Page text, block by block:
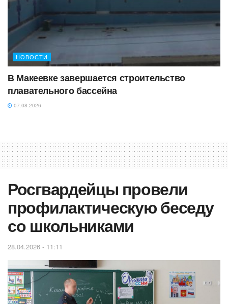
НОВОСТИ
В Макеевке завершается строительство
плавательного бассейна
07.08.2026
Росгвардейцы провели
профилактическую беседу
со школьниками
28.04.2026 - 11:11